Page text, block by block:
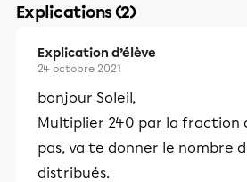
Explications (2)
Explication d’élève
24 octobre 2021
bonjour Soleil,
Multiplier 240 par la fraction
pas, va te donner le nombre
distribués.